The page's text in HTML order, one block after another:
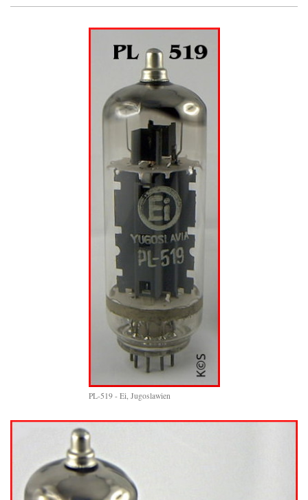
PL-519 - Ei, Jugoslawien